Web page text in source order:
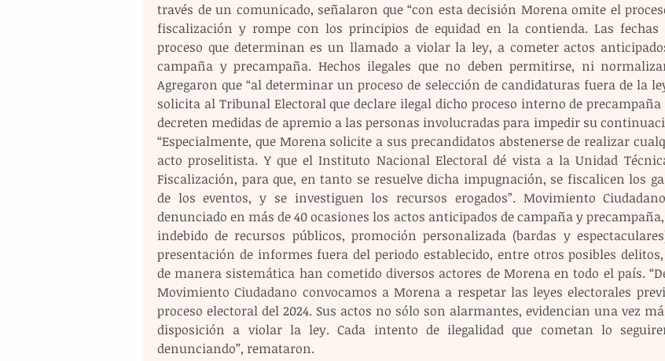
través de un comunicado, señalaron que “con esta decisión Morena omite el
fiscalización y rompe con los principios de equidad en la contienda. Las
proceso que determinan es un llamado a violar la ley, a cometer actos
campaña y precampaña. Hechos ilegales que no deben permitirse, ni
Agregaron que “al determinar un proceso de selección de candidaturas fuera de la
solicita al Tribunal Electoral que declare ilegal dicho proceso interno de precampaña
decreten medidas de apremio a las personas involucradas para impedir su
“Especialmente, que Morena solicite a sus precandidatos abstenerse de realizar
acto proselitista. Y que el Instituto Nacional Electoral dé vista a la Unidad
Fiscalización, para que, en tanto se resuelve dicha impugnación, se fiscalicen los
de los eventos, y se investiguen los recursos erogados”. Movimiento
denunciado en más de 40 ocasiones los actos anticipados de campaña y
indebido de recursos públicos, promoción personalizada (bardas y
presentación de informes fuera del periodo establecido, entre otros posibles
de manera sistemática han cometido diversos actores de Morena en todo el país.
Movimiento Ciudadano convocamos a Morena a respetar las leyes electorales
proceso electoral del 2024. Sus actos no sólo son alarmantes, evidencian una vez
disposición a violar la ley. Cada intento de ilegalidad que cometan lo
denunciando”, remataron.